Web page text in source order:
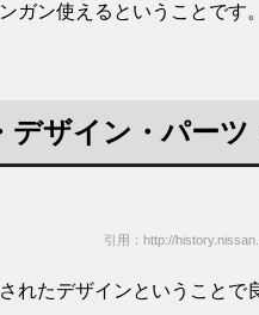
ガン使えるということです。
ザイン・パーツ
引用：http://
れたデザインということで